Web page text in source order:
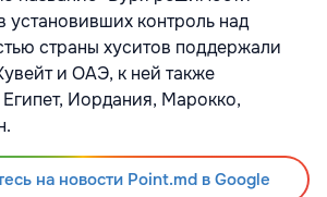
контроль над
страны хуситов поддержали
и ОАЭ, к ней также
Иордания, Марокко,
на новости Point.md в Google